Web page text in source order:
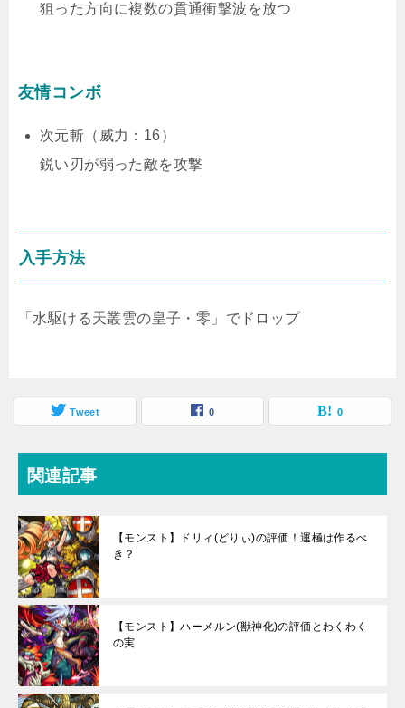
狙った方向に複数の貫通衝撃波を放つ
友情コンボ
次元斬（威力：16）
鋭い刃が弱った敵を攻撃
入手方法
「水駆ける天叢雲の皇子・零」でドロップ
Tweet 0 0
関連記事
【モンスト】ドリィ(どりぃ)の評価！運極は作るべ
き？
【モンスト】ハーメルン(獣神化)の評価とわくわく
の実